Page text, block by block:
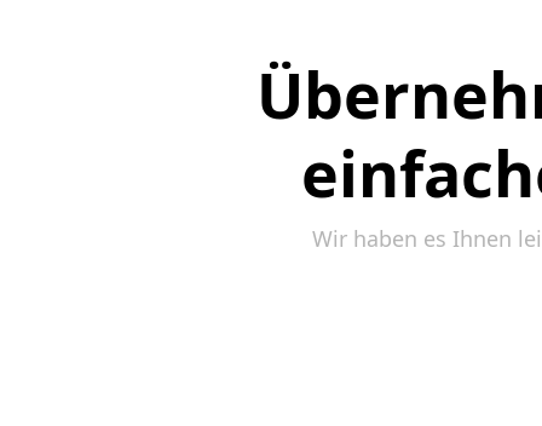
Wir haben es Ihnen